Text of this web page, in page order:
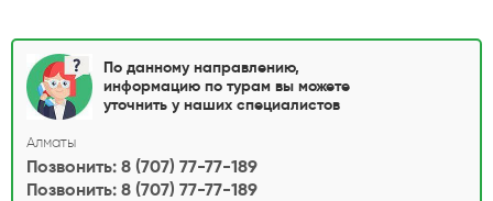
По данному направлению,
информацию по турам вы можете
уточнить у наших специалистов
Алматы
Позвонить: 8 (707) 77-77-189
Позвонить: 8 (707) 77-77-189